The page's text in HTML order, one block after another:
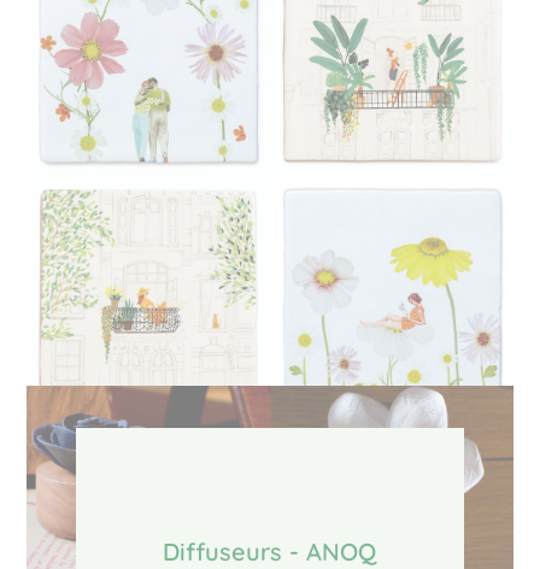
Carreaux - STORY TILES
pour offrir
Diffuseurs - ANOQ